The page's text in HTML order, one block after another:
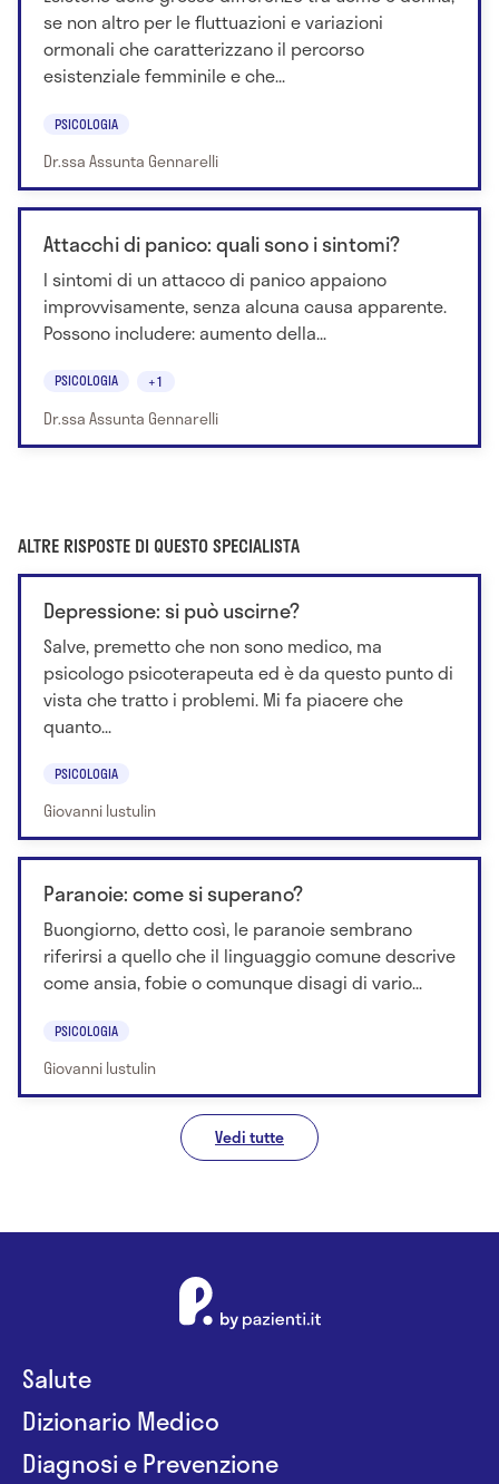
se non altro per le fluttuazioni e variazioni
ormonali che caratterizzano il percorso
esistenziale femminile e che...
PSICOLOGIA
Dr.ssa Assunta Gennarelli
Attacchi di panico: quali sono i sintomi?
I sintomi di un attacco di panico appaiono
improvvisamente, senza alcuna causa apparente.
Possono includere: aumento della...
PSICOLOGIA +1
Dr.ssa Assunta Gennarelli
ALTRE RISPOSTE DI QUESTO SPECIALISTA
Depressione: si può uscirne?
Salve, premetto che non sono medico, ma
psicologo psicoterapeuta ed è da questo punto di
vista che tratto i problemi. Mi fa piacere che
quanto...
PSICOLOGIA
Giovanni Iustulin
Paranoie: come si superano?
Buongiorno, detto così, le paranoie sembrano
riferirsi a quello che il linguaggio comune descrive
come ansia, fobie o comunque disagi di vario...
PSICOLOGIA
Giovanni Iustulin
Vedi tutte
Salute
Dizionario Medico
Diagnosi e Prevenzione